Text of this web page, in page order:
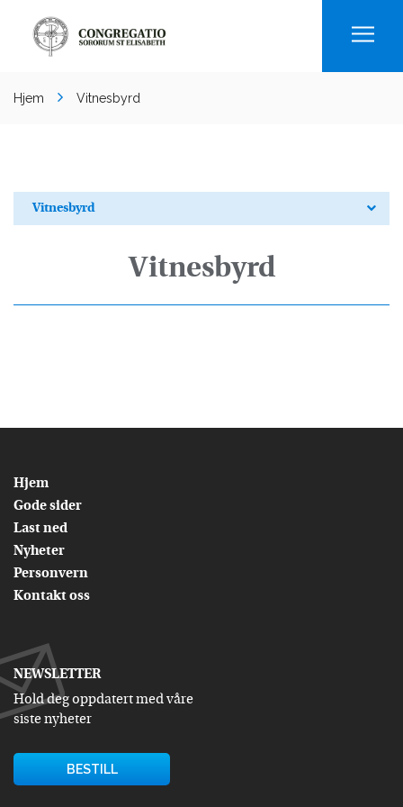
Hjem Vitnesbyrd
Vitnesbyrd
Vitnesbyrd
Hjem
Gode sider
Last ned
Nyheter
Personvern
Kontakt oss
NEWSLETTER
Hold deg oppdatert med våre
siste nyheter
BESTILL